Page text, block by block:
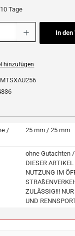
Tage
gewünschten Wert ein
In den
hinzufügen
MTSXAU256
/
25 mm / 25 mm
ohne Gutachten /
DIESER
NUTZUNG IM
ZULÄSSIG!!!
UND